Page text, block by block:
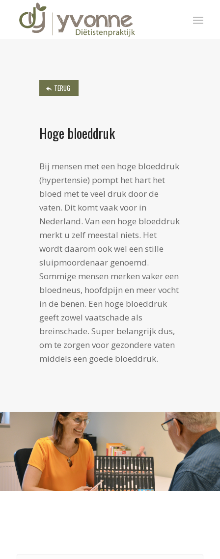
TERUG
Hoge bloeddruk
Bij mensen met een hoge bloeddruk
(hypertensie) pompt het hart het
bloed met te veel druk door de
vaten. Dit komt vaak voor in
Nederland. Van een hoge bloeddruk
merkt u zelf meestal niets. Het
wordt daarom ook wel een stille
sluipmoordenaar genoemd.
Sommige mensen merken vaker een
bloedneus, hoofdpijn en meer vocht
in de benen. Een hoge bloeddruk
geeft zowel vaatschade als
breinschade. Super belangrijk dus,
om te zorgen voor gezondere vaten
middels een goede bloeddruk.